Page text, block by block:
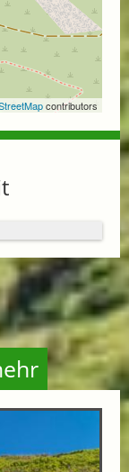
contributors